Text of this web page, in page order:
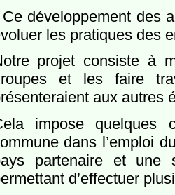
Ce développement des
les pratiques des
projet consiste à
et les faire
aux autres
impose quelques
dans l’emploi
partenaire et une
d’effectuer